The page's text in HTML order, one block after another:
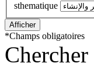
sthematique
*Champs obligatoires